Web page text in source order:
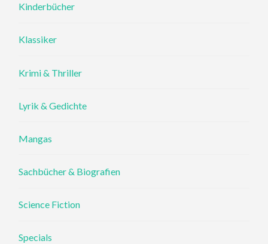
Kinderbücher
Klassiker
Krimi & Thriller
Lyrik & Gedichte
Mangas
Sachbücher & Biografien
Science Fiction
Specials